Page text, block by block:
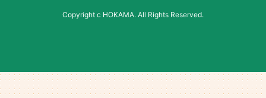
Copyright c HOKAMA. All Rights Reserved.